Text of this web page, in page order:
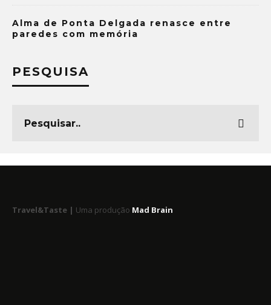
Alma de Ponta Delgada renasce entre
paredes com memória
PESQUISA
Travel&Taste | Uma produção Mad Brain